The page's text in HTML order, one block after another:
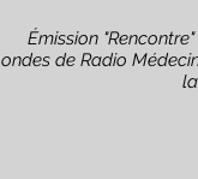
Émission
ondes de Radio